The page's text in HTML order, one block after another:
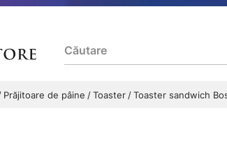
Prăjitoare de pâine Toaster Toaster sandwich